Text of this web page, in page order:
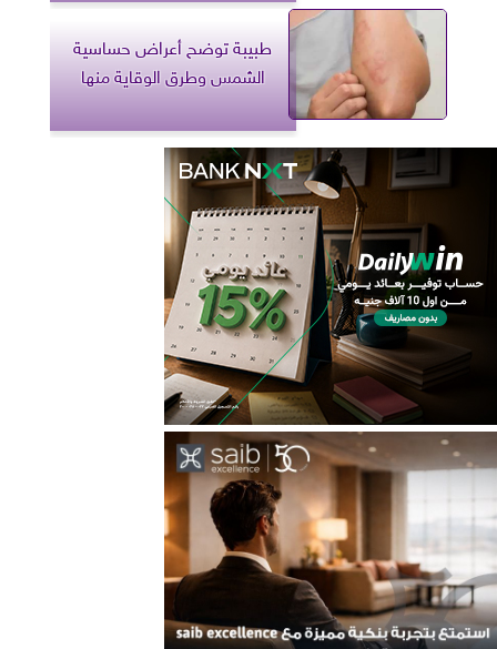
طبيبة توضح أعراض حساسية
الشمس وطرق الوقاية منها